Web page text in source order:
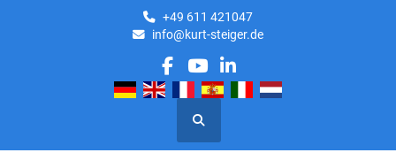
+49 611 421047
info@kurt-steiger.de
facebook
youtube
linkedin
Suche